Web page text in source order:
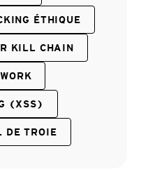
ÉTHIQUE
KILL CHAIN
(XSS)
DE TROIE